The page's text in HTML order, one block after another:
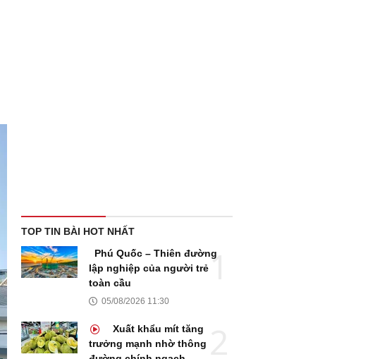
TOP TIN BÀI HOT NHẤT
Phú Quốc – Thiên đường
lập nghiệp của người trẻ
toàn cầu
05/08/2026 11:30
Xuất khẩu mít tăng
trưởng mạnh nhờ thông